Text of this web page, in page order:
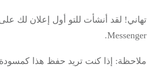
تهاني!
Messenger.
ملاحظة: إذا كنت تريد حفظ هذا